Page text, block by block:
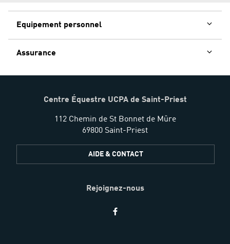
Equipement personnel
Assurance
Centre Équestre UCPA de Saint-Priest
112 Chemin de St Bonnet de Mûre
69800 Saint-Priest
AIDE & CONTACT
Rejoignez-nous